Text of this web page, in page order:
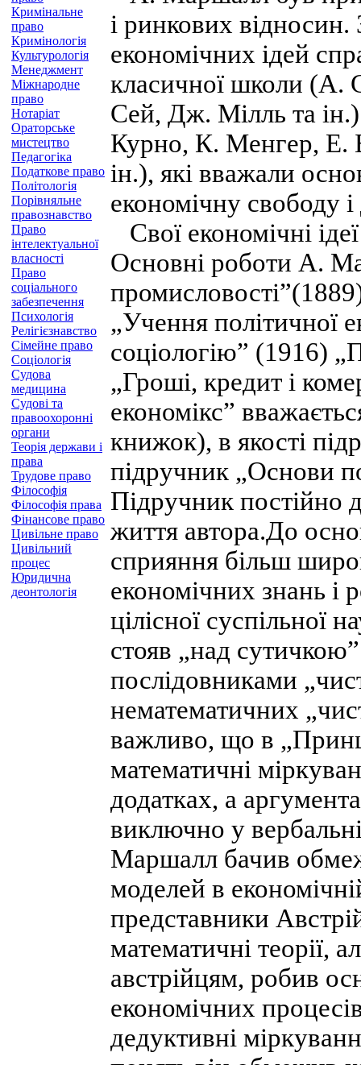
Кримінальне
право
Кримінологія
Культурологія
Менеджмент
Міжнародне
право
Нотаріат
Ораторське
мистецтво
Педагогіка
Податкове право
Політологія
Порівняльне
правознавство
Право
інтелектуальної
власності
Право
соціального
забезпечення
Психологія
Релігієзнавство
Сімейне право
Соціологія
Судова
медицина
Судові та
правоохоронні
органи
Теорія держави і
права
Трудове право
Філософія
Філософія права
Фінансове право
Цивільне право
Цивільний
процес
Юридична
деонтологія
і ринкових
економічних ідей
класичної школи (А.
Сей, Дж. Мілль та
Курно, К. Менгер, Е.
ін.), які вважали
економічну свободу
Свої економічні
Основні роботи А.
„Учення політичної
соціологію” (1916)
„Гроші, кредит і
економікс”
книжок), в якості
підручник „Основи
Підручник постійно
життя автора.До
сприяння більш
економічних знань і
цілісної
стояв „над
послідовниками
нематематичних
важливо, що в
математичні
додатках, а
виключно у
Маршалл бачив
моделей в
представники
математичні теорії,
австрійцям, робив
економічних
дедуктивні